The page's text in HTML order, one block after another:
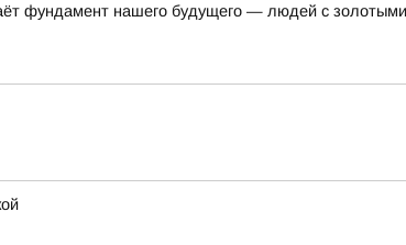
фундамент нашего будущего — людей с